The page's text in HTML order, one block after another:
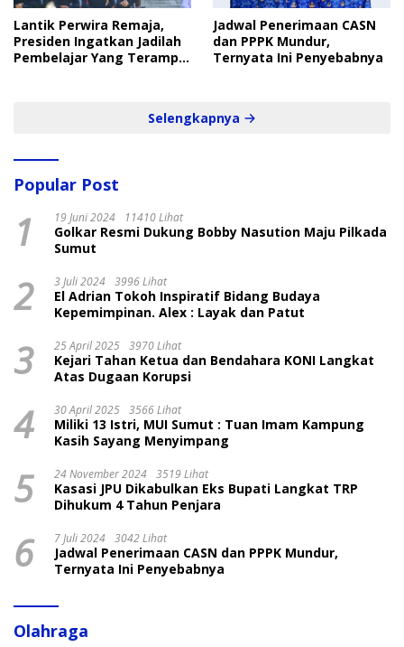
Lantik Perwira Remaja,
Presiden Ingatkan Jadilah
Pembelajar Yang Terampil
Jadwal Penerimaan CASN
dan PPPK Mundur,
Ternyata Ini Penyebabnya
Selengkapnya
Popular Post
1 19 Juni 2024 11410 Lihat
Golkar Resmi Dukung Bobby Nasution Maju Pilkada
Sumut
2 3 Juli 2024 3996 Lihat
El Adrian Tokoh Inspiratif Bidang Budaya
Kepemimpinan. Alex : Layak dan Patut
3 25 April 2025 3970 Lihat
Kejari Tahan Ketua dan Bendahara KONI Langkat
Atas Dugaan Korupsi
4 30 April 2025 3566 Lihat
Miliki 13 Istri, MUI Sumut : Tuan Imam Kampung
Kasih Sayang Menyimpang
5 24 November 2024 3519 Lihat
Kasasi JPU Dikabulkan Eks Bupati Langkat TRP
Dihukum 4 Tahun Penjara
6 7 Juli 2024 3042 Lihat
Jadwal Penerimaan CASN dan PPPK Mundur,
Ternyata Ini Penyebabnya
Olahraga